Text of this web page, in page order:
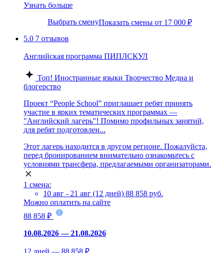
Узнать больше
Выбрать сменуПоказать смены от 17 000 ₽
5.0 7 отзывов
Английская программа ПИПЛСКУЛ
Топ! Иностранные языки Творчество Медиа и
блогерство
Проект “People School” приглашает ребят принять
участие в ярких тематических программах —
"Английский лагерь"! Помимо профильных занятий,
для ребят подготовлен...
Этот лагерь находится в другом регионе. Пожалуйста,
перед бронированием внимательно ознакомьтесь с
условиями трансфера, предлагаемыми организаторами.
1 смена:
10 авг - 21 авг (12 дней) 88 858 руб.
Можно оплатить на сайте
88 858 ₽
10.08.2026 — 21.08.2026
12 дней — 88 858 ₽